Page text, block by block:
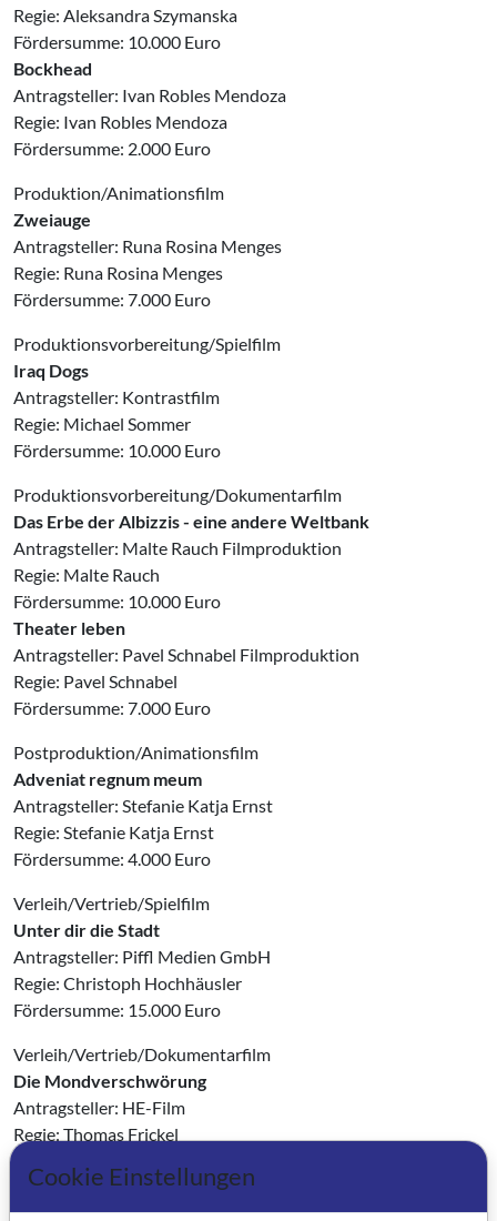
Regie: Aleksandra Szymanska
Fördersumme: 10.000 Euro
Bockhead
Antragsteller: Ivan Robles Mendoza
Regie: Ivan Robles Mendoza
Fördersumme: 2.000 Euro
Produktion/Animationsfilm
Zweiauge
Antragsteller: Runa Rosina Menges
Regie: Runa Rosina Menges
Fördersumme: 7.000 Euro
Produktionsvorbereitung/Spielfilm
Iraq Dogs
Antragsteller: Kontrastfilm
Regie: Michael Sommer
Fördersumme: 10.000 Euro
Produktionsvorbereitung/Dokumentarfilm
Das Erbe der Albizzis - eine andere Weltbank
Antragsteller: Malte Rauch Filmproduktion
Regie: Malte Rauch
Fördersumme: 10.000 Euro
Theater leben
Antragsteller: Pavel Schnabel Filmproduktion
Regie: Pavel Schnabel
Fördersumme: 7.000 Euro
Postproduktion/Animationsfilm
Adveniat regnum meum
Antragsteller: Stefanie Katja Ernst
Regie: Stefanie Katja Ernst
Fördersumme: 4.000 Euro
Verleih/Vertrieb/Spielfilm
Unter dir die Stadt
Antragsteller: Piffl Medien GmbH
Regie: Christoph Hochhäusler
Fördersumme: 15.000 Euro
Verleih/Vertrieb/Dokumentarfilm
Die Mondverschwörung
Antragsteller: HE-Film
Regie: Thomas Frickel
Blues March - Soldat Jon Hendricks
Antragsteller: strandfilm produktions GmbH
Cookie Einstellungen